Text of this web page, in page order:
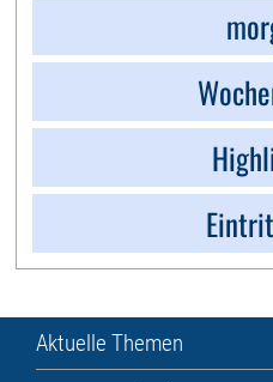
Aktuelle Themen